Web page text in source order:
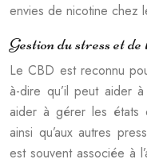
envies de nicotine chez
Gestion du stress et de
Le CBD est reconnu
à-dire qu’il peut aider
aider à gérer les états
ainsi qu’aux autres
est souvent associée à